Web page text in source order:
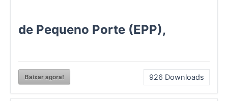
de Pequeno Porte (EPP),
Baixar agora! 926 Downloads